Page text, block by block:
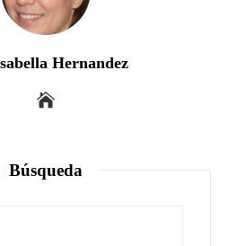
Hernandez
Búsqueda